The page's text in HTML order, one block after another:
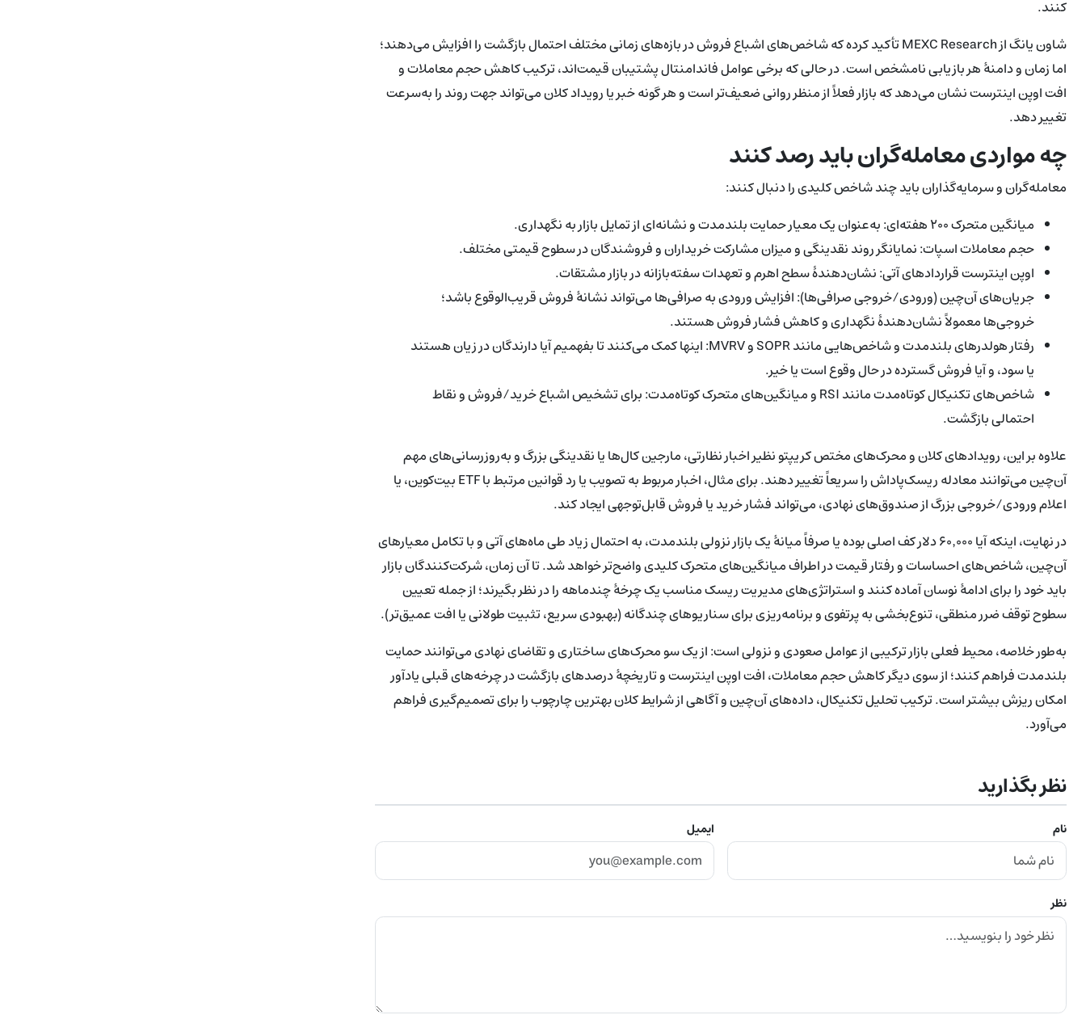
کنند.
شاون یانگ از MEXC Research تأکید کرده که شاخص‌های اشباع فروش در بازه‌های زمانی مختلف احتمال بازگشت را افزایش می‌دهند؛
اما زمان و دامنهٔ هر بازیابی نامشخص است. در حالی که برخی عوامل فاندامنتال پشتیبان قیمت‌اند، ترکیب کاهش حجم معاملات و
افت اوپن اینترست نشان می‌دهد که بازار فعلاً از منظر روانی ضعیف‌تر است و هر گونه خبر یا رویداد کلان می‌تواند جهت روند را به‌سرعت
تغییر دهد.
چه مواردی معامله‌گران باید رصد کنند
معامله‌گران و سرمایه‌گذاران باید چند شاخص کلیدی را دنبال کنند:
میانگین متحرک ۲۰۰ هفته‌ای: به‌عنوان یک معیار حمایت بلندمدت و نشانه‌ای از تمایل بازار به نگهداری.
حجم معاملات اسپات: نمایانگر روند نقدینگی و میزان مشارکت خریداران و فروشندگان در سطوح قیمتی مختلف.
اوپن اینترست قراردادهای آتی: نشان‌دهندهٔ سطح اهرم و تعهدات سفته‌بازانه در بازار مشتقات.
جریان‌های آن‌چین (ورودی/خروجی صرافی‌ها): افزایش ورودی به صرافی‌ها می‌تواند نشانهٔ فروش قریب‌الوقوع باشد؛
خروجی‌ها معمولاً نشان‌دهندهٔ نگهداری و کاهش فشار فروش هستند.
رفتار هولدرهای بلندمدت و شاخص‌هایی مانند SOPR و MVRV: اینها کمک می‌کنند تا بفهمیم آیا دارندگان در زیان هستند
یا سود، و آیا فروش گسترده در حال وقوع است یا خیر.
شاخص‌های تکنیکال کوتاه‌مدت مانند RSI و میانگین‌های متحرک کوتاه‌مدت: برای تشخیص اشباع خرید/فروش و نقاط
احتمالی بازگشت.
علاوه بر این، رویدادهای کلان و محرک‌های مختص کریپتو نظیر اخبار نظارتی، مارجین کال‌ها یا نقدینگی بزرگ و به‌روزرسانی‌های مهم
آن‌چین می‌توانند معادله ریسک‌پاداش را سریعاً تغییر دهند. برای مثال، اخبار مربوط به تصویب یا رد قوانین مرتبط با ETF بیت‌کوین، یا
اعلام ورودی/خروجی بزرگ از صندوق‌های نهادی، می‌تواند فشار خرید یا فروش قابل‌توجهی ایجاد کند.
در نهایت، اینکه آیا ۶۰٬۰۰۰ دلار کف اصلی بوده یا صرفاً میانهٔ یک بازار نزولی بلندمدت، به احتمال زیاد طی ماه‌های آتی و با تکامل معیارهای
آن‌چین، شاخص‌های احساسات و رفتار قیمت در اطراف میانگین‌های متحرک کلیدی واضح‌تر خواهد شد. تا آن زمان، شرکت‌کنندگان بازار
باید خود را برای ادامهٔ نوسان آماده کنند و استراتژی‌های مدیریت ریسک مناسب یک چرخهٔ چندماهه را در نظر بگیرند؛ از جمله تعیین
سطوح توقف ضرر منطقی، تنوع‌بخشی به پرتفوی و برنامه‌ریزی برای سناریوهای چندگانه (بهبودی سریع، تثبیت طولانی یا افت عمیق‌تر).
به‌طور خلاصه، محیط فعلی بازار ترکیبی از عوامل صعودی و نزولی است: از یک سو محرک‌های ساختاری و تقاضای نهادی می‌توانند حمایت
بلندمدت فراهم کنند؛ از سوی دیگر کاهش حجم معاملات، افت اوپن اینترست و تاریخچهٔ درصدهای بازگشت در چرخه‌های قبلی یادآور
امکان ریزش بیشتر است. ترکیب تحلیل تکنیکال، داده‌های آن‌چین و آگاهی از شرایط کلان بهترین چارچوب را برای تصمیم‌گیری فراهم
می‌آورد.
نظر بگذارید
نام ایمیل
نظر